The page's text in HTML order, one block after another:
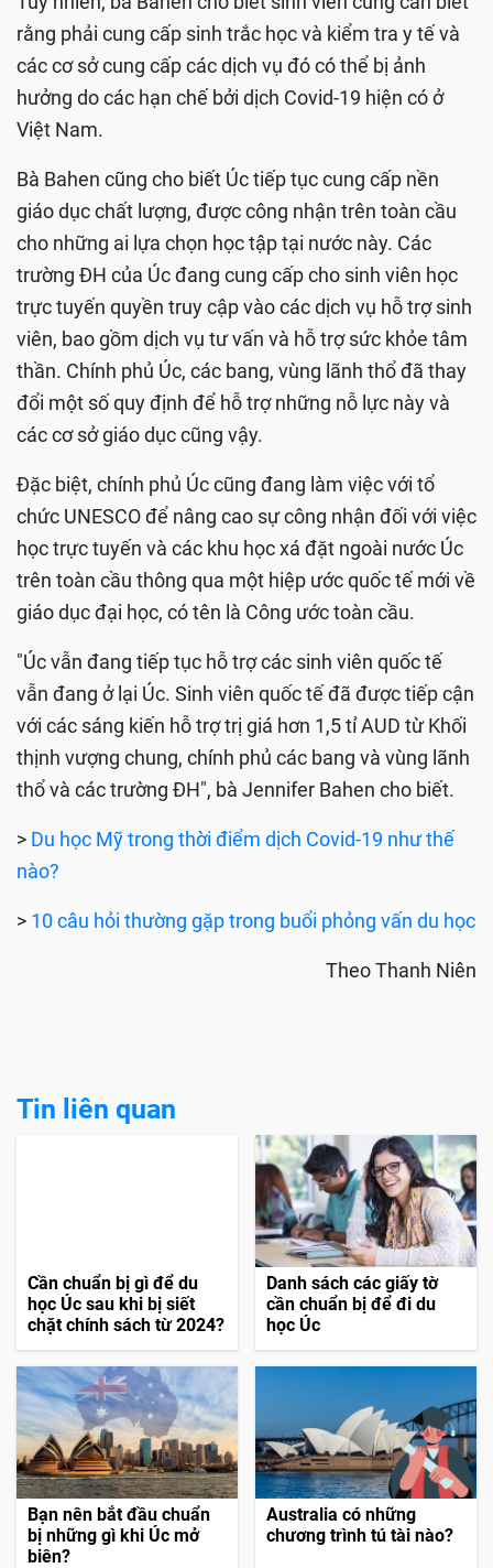
rằng phải cung cấp sinh trắc học và kiểm tra y tế và
các cơ sở cung cấp các dịch vụ đó có thể bị ảnh
hưởng do các hạn chế bởi dịch Covid-19 hiện có ở
Việt Nam.
Bà Bahen cũng cho biết Úc tiếp tục cung cấp nền
giáo dục chất lượng, được công nhận trên toàn cầu
cho những ai lựa chọn học tập tại nước này. Các
trường ĐH của Úc đang cung cấp cho sinh viên học
trực tuyến quyền truy cập vào các dịch vụ hỗ trợ sinh
viên, bao gồm dịch vụ tư vấn và hỗ trợ sức khỏe tâm
thần. Chính phủ Úc, các bang, vùng lãnh thổ đã thay
đổi một số quy định để hỗ trợ những nỗ lực này và
các cơ sở giáo dục cũng vậy.
Đặc biệt, chính phủ Úc cũng đang làm việc với tổ
chức UNESCO để nâng cao sự công nhận đối với việc
học trực tuyến và các khu học xá đặt ngoài nước Úc
trên toàn cầu thông qua một hiệp ước quốc tế mới về
giáo dục đại học, có tên là Công ước toàn cầu.
"Úc vẫn đang tiếp tục hỗ trợ các sinh viên quốc tế
vẫn đang ở lại Úc. Sinh viên quốc tế đã được tiếp cận
với các sáng kiến hỗ trợ trị giá hơn 1,5 tỉ AUD từ Khối
thịnh vượng chung, chính phủ các bang và vùng lãnh
thổ và các trường ĐH", bà Jennifer Bahen cho biết.
> Du học Mỹ trong thời điểm dịch Covid-19 như thế
nào?
> 10 câu hỏi thường gặp trong buổi phỏng vấn du học
Theo Thanh Niên
Tin liên quan
Cần chuẩn bị gì để du
học Úc sau khi bị siết
chặt chính sách từ 2024?
Danh sách các giấy tờ
cần chuẩn bị để đi du
học Úc
Bạn nên bắt đầu chuẩn
bị những gì khi Úc mở
biên?
Australia có những
chương trình tú tài nào?